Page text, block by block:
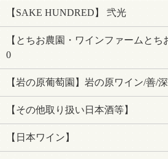
【SAKE HUNDRED】 弐光
【とちお農園・ワインファームとち
0
【岩の原葡萄園】岩の原ワイン/善/
【その他取り扱い日本酒等】
【日本ワイン】